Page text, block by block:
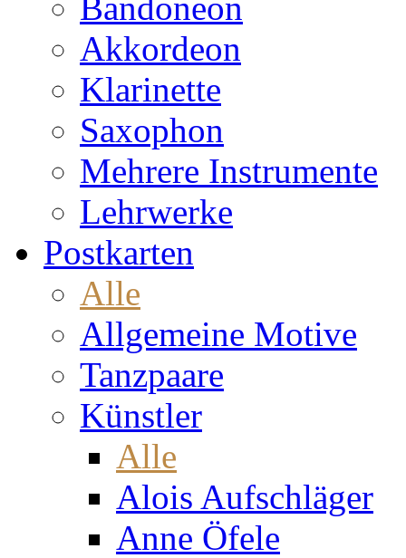
Akkordeon
Klarinette
Saxophon
Mehrere Instrumente
Lehrwerke
Postkarten
Alle
Allgemeine Motive
Tanzpaare
Künstler
Alle
Alois Aufschläger
Anne Öfele